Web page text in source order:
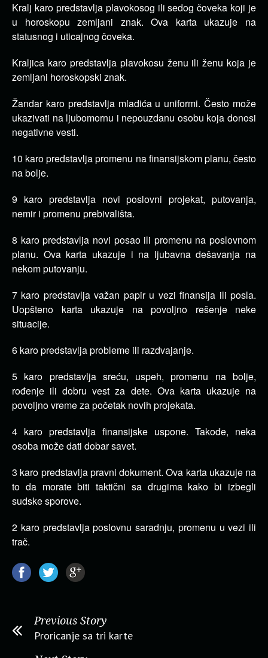
Kralj karo predstavlja plavokosog ili sedog čoveka koji je
u horoskopu zemljani znak. Ova karta ukazuje na
statusnog i uticajnog čoveka.
Kraljica karo predstavlja plavokosu ženu ili ženu koja je
zemljani horoskopski znak.
Žandar karo predstavlja mladića u uniformi. Često može
ukazivati na ljubomornu i nepouzdanu osobu koja donosi
negativne vesti.
10 karo predstavlja promenu na finansijskom planu, često
na bolje.
9 karo predstavlja novi poslovni projekat, putovanja,
nemir i promenu prebivališta.
8 karo predstavlja novi posao ili promenu na poslovnom
planu. Ova karta ukazuje i na ljubavna dešavanja na
nekom putovanju.
7 karo predstavlja važan papir u vezi finansija ili posla.
Uopšteno karta ukazuje na povoljno rešenje neke
situacije.
6 karo predstavlja probleme ili razdvajanje.
5 karo predstavlja sreću, uspeh, promenu na bolje,
rođenje ili dobru vest za dete. Ova karta ukazuje na
povoljno vreme za početak novih projekata.
4 karo predstavlja finansijske uspone. Takođe, neka
osoba može dati dobar savet.
3 karo predstavlja pravni dokument. Ova karta ukazuje na
to da morate biti taktični sa drugima kako bi izbegli
sudske sporove.
2 karo predstavlja poslovnu saradnju, promenu u vezi ili
trač.
Previous Story
Proricanje sa tri karte